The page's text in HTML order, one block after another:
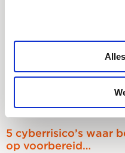
5 cyberrisico’s waar
op voorbereid…